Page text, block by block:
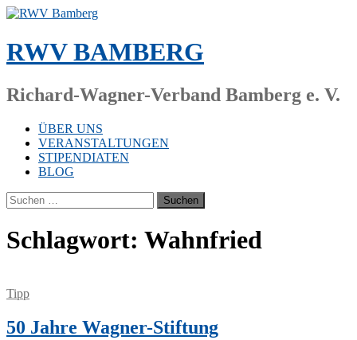
Zum
springen
RWV BAMBERG
Richard-Wagner-Verband Bamberg e. V.
ÜBER UNS
VERANSTALTUNGEN
STIPENDIATEN
BLOG
Suchen
nach:
Schlagwort: Wahnfried
Tipp
50 Jahre Wagner-Stiftung